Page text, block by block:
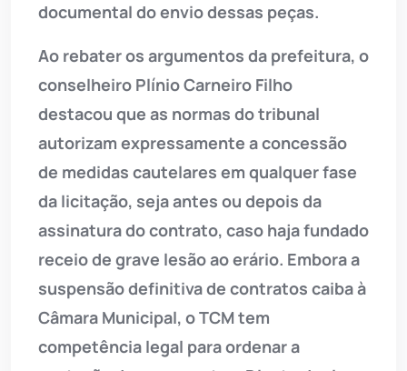
documental do envio dessas peças.
Ao rebater os argumentos da prefeitura, o
conselheiro Plínio Carneiro Filho
destacou que as normas do tribunal
autorizam expressamente a concessão
de medidas cautelares em qualquer fase
da licitação, seja antes ou depois da
assinatura do contrato, caso haja fundado
receio de grave lesão ao erário. Embora a
suspensão definitiva de contratos caiba à
Câmara Municipal, o TCM tem
competência legal para ordenar a